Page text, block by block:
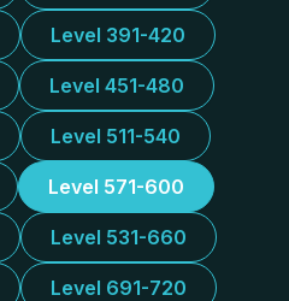
Level 391-420
Level 451-480
Level 511-540
Level 571-600
Level 531-660
Level 691-720